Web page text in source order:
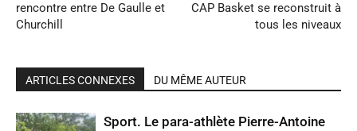
rencontre entre De Gaulle et
Churchill
CAP Basket se reconstruit à
tous les niveaux
ARTICLES CONNEXES DU MÊME AUTEUR
Sport. Le para-athlète Pierre-Antoine